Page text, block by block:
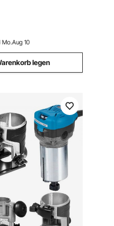
für
Autoreparaturen,
Mo.Aug 10
legen